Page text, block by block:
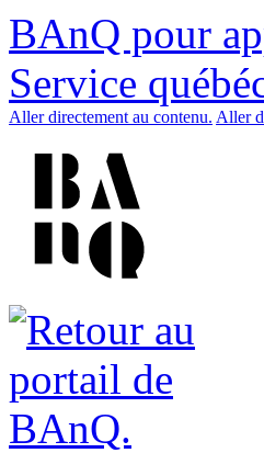
BAnQ pour
Service
Aller directement au contenu. Aller